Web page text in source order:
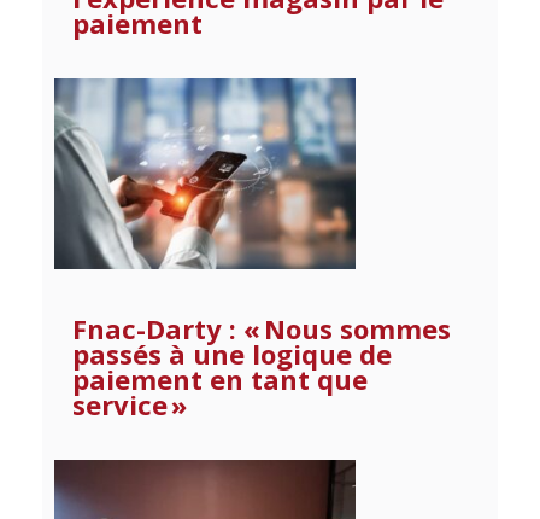
paiement
Fnac-Darty : « Nous sommes
passés à une logique de
paiement en tant que
service »